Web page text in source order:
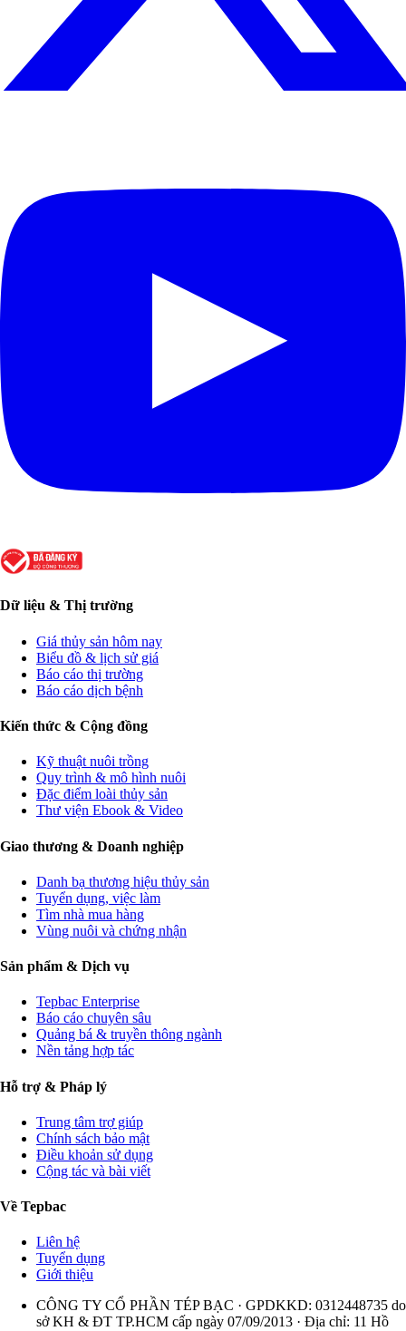
Dữ liệu & Thị trường
Giá thủy sản hôm nay
Biểu đồ & lịch sử giá
Báo cáo thị trường
Báo cáo dịch bệnh
Kiến thức & Cộng đồng
Kỹ thuật nuôi trồng
Quy trình & mô hình nuôi
Đặc điểm loài thủy sản
Thư viện Ebook & Video
Giao thương & Doanh nghiệp
Danh bạ thương hiệu thủy sản
Tuyển dụng, việc làm
Tìm nhà mua hàng
Vùng nuôi và chứng nhận
Sản phẩm & Dịch vụ
Tepbac Enterprise
Báo cáo chuyên sâu
Quảng bá & truyền thông ngành
Nền tảng hợp tác
Hỗ trợ & Pháp lý
Trung tâm trợ giúp
Chính sách bảo mật
Điều khoản sử dụng
Cộng tác và bài viết
Về Tepbac
Liên hệ
Tuyển dụng
Giới thiệu
CÔNG TY CỔ PHẦN TÉP BẠC · GPDKKD: 0312448735 do
sở KH & ĐT TP.HCM cấp ngày 07/09/2013 · Địa chỉ: 11 Hồ